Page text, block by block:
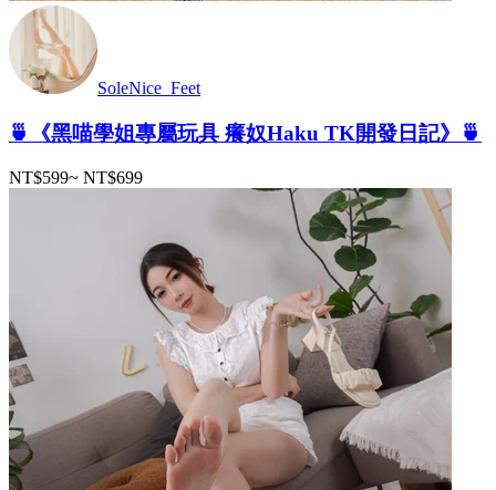
SoleNice_Feet
🍵《黑喵學姐專屬玩具 癢奴Haku TK開發日記》🍵
NT$599~ NT$699